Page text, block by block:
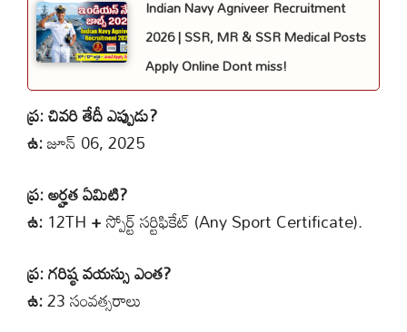
Indian Navy Agniveer Recruitment
2026 | SSR, MR & SSR Medical Posts
Apply Online Dont miss!
ప్ర: చివరి తేదీ ఎప్పుడు?
ఉ:జూన్ 06, 2025
ప్ర: అర్హత ఏమిటి?
ఉ:12TH+స్పోర్ట్ సర్టిఫికేట్ (Any Sport Certificate).
ప్ర: గరిష్ఠ వయస్సు ఎంత?
ఉ:23 సంవత్సరాలు